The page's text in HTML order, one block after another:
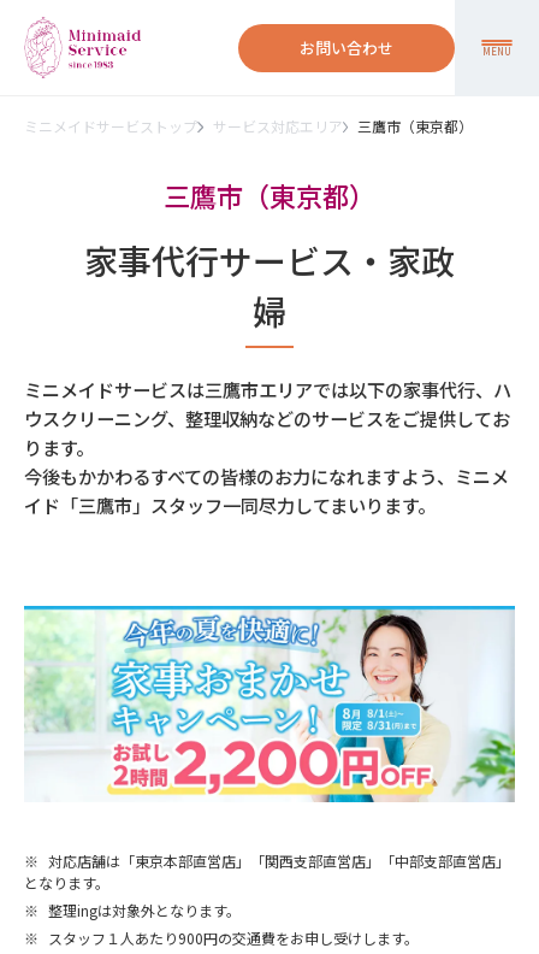
お問い合わせ MENU
ミニメイドサービストップ サービス対応エリア 三鷹市（東京都）
三鷹市（東京都）
家事代行サービス・家政
婦
ミニメイドサービスは三鷹市エリアでは以下の家事代行、ハ
ウスクリーニング、整理収納などのサービスをご提供してお
ります。
今後もかかわるすべての皆様のお力になれますよう、ミニメ
イド「三鷹市」スタッフ一同尽力してまいります。
※ 対応店舗は「東京本部直営店」「関西支部直営店」「中部支部直営店」
となります。
※ 整理ingは対象外となります。
※
スタッフ１人あたり900円の交通費をお申し受けします。